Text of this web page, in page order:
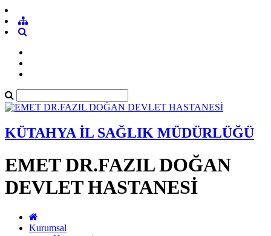
KÜTAHYA İL SAĞLIK MÜDÜRLÜĞÜ
EMET DR.FAZIL DOĞAN
DEVLET HASTANESİ
Kurumsal